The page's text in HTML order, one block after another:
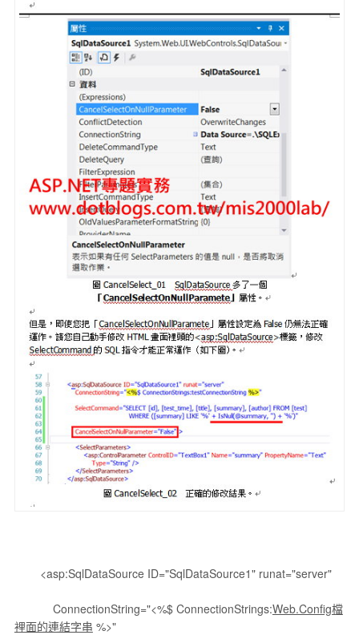
<asp:SqlDataSource ID="SqlDataSource1" runat="server"
ConnectionString="<%$ ConnectionStrings:Web.Config檔
裡面的連結字串 %>"